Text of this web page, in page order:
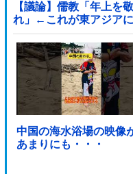
【議論】儒教「年上を
れ」←これが東アジア
中国の海水浴場の映像
あまりにも・・・